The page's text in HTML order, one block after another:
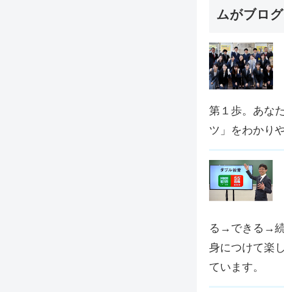
ムがブロ
第１歩。あな
ツ」をわかり
る→できる→続
身につけて楽
ています。